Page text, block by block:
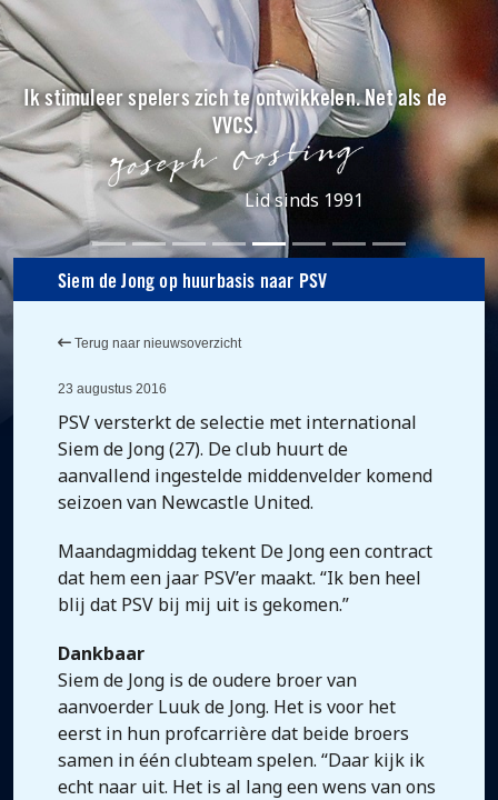
Ik stimuleer spelers zich te ontwikkelen. Net als de
VVCS.
Lid sinds 1991
Siem de Jong op huurbasis naar PSV
Terug naar nieuwsoverzicht
23 augustus 2016
PSV versterkt de selectie met international
Siem de Jong (27). De club huurt de
aanvallend ingestelde middenvelder komend
seizoen van Newcastle United.
Maandagmiddag tekent De Jong een contract
dat hem een jaar PSV’er maakt. “Ik ben heel
blij dat PSV bij mij uit is gekomen.”
Dankbaar
Siem de Jong is de oudere broer van
aanvoerder Luuk de Jong. Het is voor het
eerst in hun profcarrière dat beide broers
samen in één clubteam spelen. “Daar kijk ik
echt naar uit. Het is al lang een wens van ons